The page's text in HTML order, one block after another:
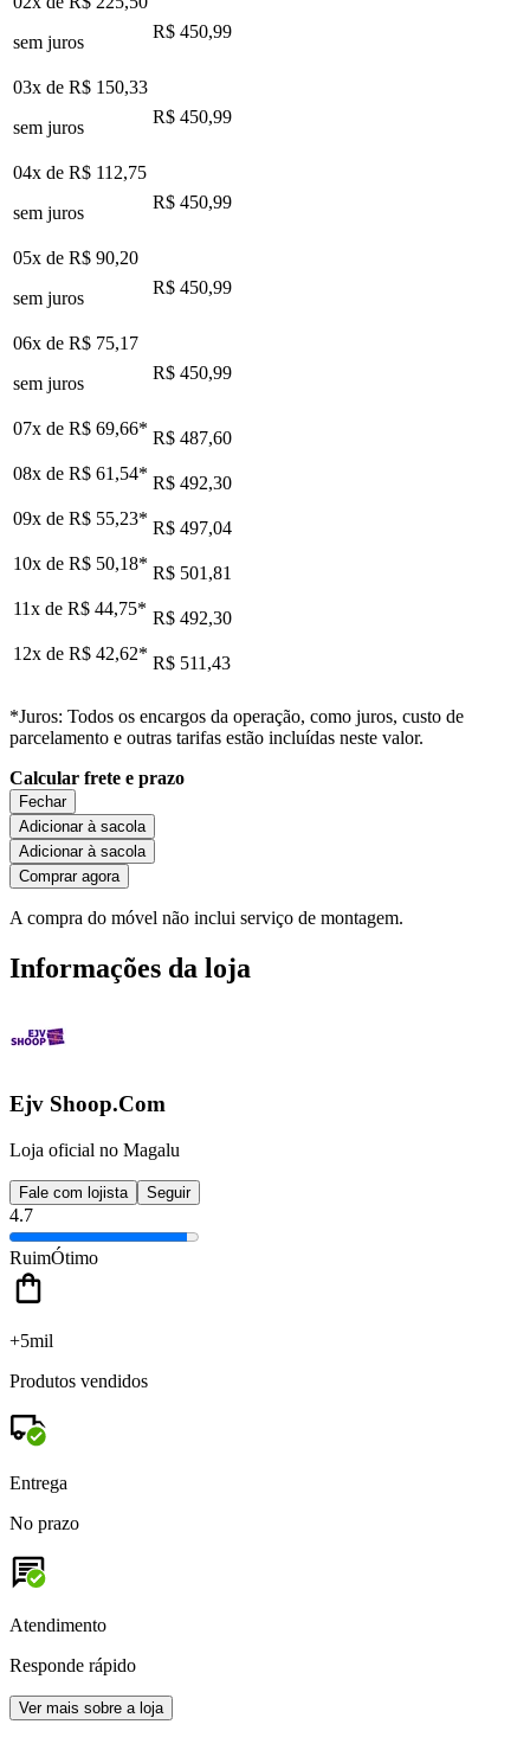
sem juros
R$ 450,99
03x de R$ 150,33
sem juros
R$ 450,99
04x de R$ 112,75
sem juros
R$ 450,99
05x de R$ 90,20
sem juros
R$ 450,99
06x de R$ 75,17
sem juros
R$ 450,99
07x de R$ 69,66* R$ 487,60
08x de R$ 61,54* R$ 492,30
09x de R$ 55,23* R$ 497,04
10x de R$ 50,18* R$ 501,81
11x de R$ 44,75* R$ 492,30
12x de R$ 42,62* R$ 511,43
*Juros: Todos os encargos da operação, como juros, custo de
parcelamento e outras tarifas estão incluídas neste valor.
Calcular frete e prazo
Fechar
Adicionar à sacola
Adicionar à sacola
Comprar agora
A compra do móvel não inclui serviço de montagem.
Informações da loja
Ejv Shoop.Com
Loja oficial no Magalu
Fale com lojista Seguir
4.7
RuimÓtimo
+5mil
Produtos vendidos
Entrega
No prazo
Atendimento
Responde rápido
Ver mais sobre a loja